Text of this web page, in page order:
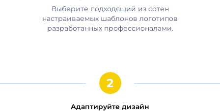
Выберите подходящий из сотен
настраиваемых шаблонов логотипов
разработанных профессионалами.
Адаптируйте дизайн